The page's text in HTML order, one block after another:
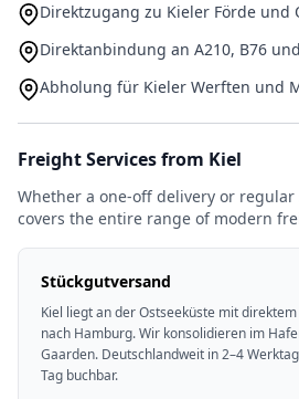
Direktzugang zu Kieler Förde und
Direktanbindung an A210, B76
Abholung für Kieler Werften und
Freight Services from Kiel
Whether a one-off delivery or
covers the entire range of modern
Stückgutversand
Kiel liegt an der Ostseeküste mit
nach Hamburg. Wir konsolidieren im
Gaarden. Deutschlandweit in 2–4
Tag buchbar.